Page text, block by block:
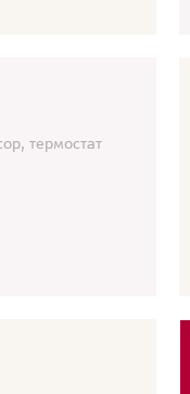
термостат